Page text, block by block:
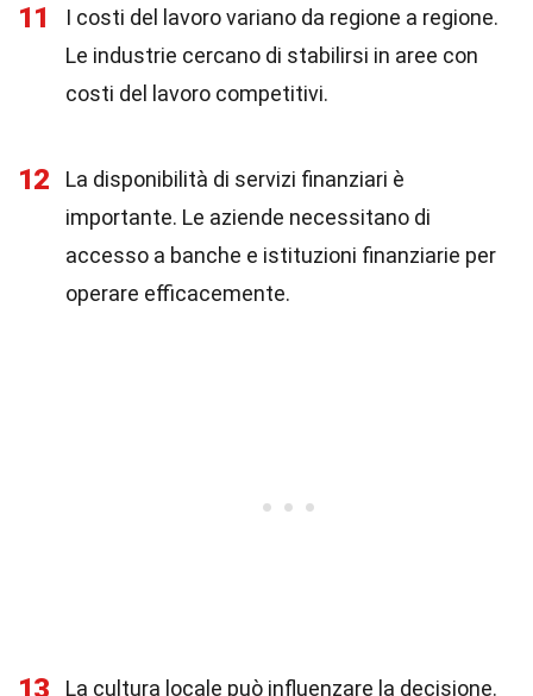
11
I costi del lavoro variano da regione a regione.
Le industrie cercano di stabilirsi in aree con
costi del lavoro competitivi.
12
La disponibilità di servizi finanziari è
importante. Le aziende necessitano di
accesso a banche e istituzioni finanziarie per
operare efficacemente.
13
La cultura locale può influenzare la decisione.